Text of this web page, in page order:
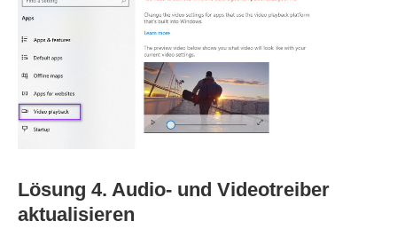
Lösung 4. Audio- und Videotreiber
aktualisieren